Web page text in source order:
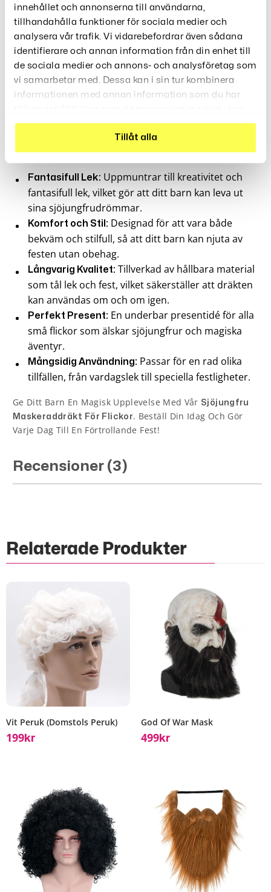
innehållet och annonserna till användarna,
tillhandahålla funktioner för sociala medier och
analysera vår trafik. Vi vidarebefordrar även sådana
identifierare och annan information från din enhet till
de sociala medier och annons- och analysföretag som
vi samarbetar med. Dessa kan i sin tur kombinera
informationen med annan information som du har
använt deras tjänster.
Tillåt alla
Högkvalitativa Material:
bekväma material som är skonsamma mot huden
och gör att ditt barn kan röra sig fritt och
bekvämt.
Lätt att Använda:Enkel att ta på och av, vilket gör
det bekvämt för både barn och föräldrar.
Perfekt för Många Tillfällen:Idealisk för
maskerader och andra festligheter.
Fördelar:
Fantasifull Lek: Uppmuntrar till kreativitet och
fantasifull lek, vilket gör att ditt barn kan leva ut
sina sjöjungfrudrömmar.
Komfort och Stil: Designad för att vara både
bekväm och stilfull, så att ditt barn kan njuta av
festen utan obehag.
Långvarig Kvalitet: Tillverkad av hållbara material
som tål lek och fest, vilket säkerställer att dräkten
kan användas om och om igen.
Perfekt Present: En underbar presentidé för alla
små flickor som älskar sjöjungfrur och magiska
äventyr.
Mångsidig Användning: Passar för en rad olika
tillfällen, från vardagslek till speciella festligheter.
Ge Ditt Barn En Magisk Upplevelse Med Vår Sjöjungfru
Maskeraddräkt För Flickor. Beställ Din Idag Och Gör
Varje Dag Till En Förtrollande Fest!
Recensioner (3)
Relaterade Produkter
Vit Peruk (Domstols Peruk)
199Kr
God Of War Mask
499Kr